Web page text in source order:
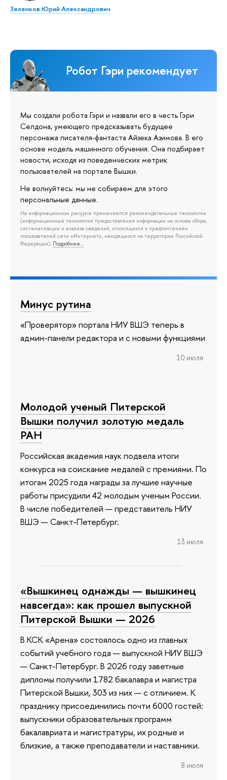
Зеленков Юрий Александрович
Робот Гэри рекомендует
Мы создали робота Гэри и назвали его в честь Гэри
Селдона, умеющего предсказывать будущее
персонажа писателя-фантаста Айзека Азимова. В его
основе модель машинного обучения. Она подбирает
новости, исходя из поведенческих метрик
пользователей на портале Вышки.
Не волнуйтесь: мы не собираем для этого
персональные данные.
На информационном ресурсе применяются рекомендательные технологии
(информационные технологии предоставления информации на основе сбора,
систематизации и анализа сведений, относящихся к предпочтениям
пользователей сети «Интернет», находящихся на территории Российской
Федерации). Подробнее…
Минус рутина
«Проверятор» портала НИУ ВШЭ теперь в
админ-панели редактора и с новыми функциями
10 июля
Молодой ученый Питерской
Вышки получил золотую медаль
РАН
Российская академия наук подвела итоги
конкурса на соискание медалей с премиями. По
итогам 2025 года награды за лучшие научные
работы присудили 42 молодым ученым России.
В числе победителей — представитель НИУ
ВШЭ — Санкт-Петербург.
13 июля
«Вышкинец однажды — вышкинец
навсегда»: как прошел выпускной
Питерской Вышки — 2026
В КСК «Арена» состоялось одно из главных
событий учебного года — выпускной НИУ ВШЭ
— Санкт-Петербург. В 2026 году заветные
дипломы получили 1782 бакалавра и магистра
Питерской Вышки, 303 из них — с отличием. К
празднику присоединились почти 6000 гостей:
выпускники образовательных программ
бакалавриата и магистратуры, их родные и
близкие, а также преподаватели и наставники.
8 июля